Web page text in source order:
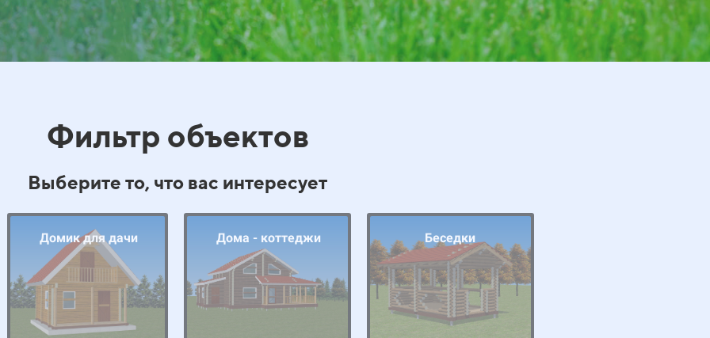
Фильтр объектов
Выберите то, что вас интересует
Домик для дачи Дома - коттеджи Беседки